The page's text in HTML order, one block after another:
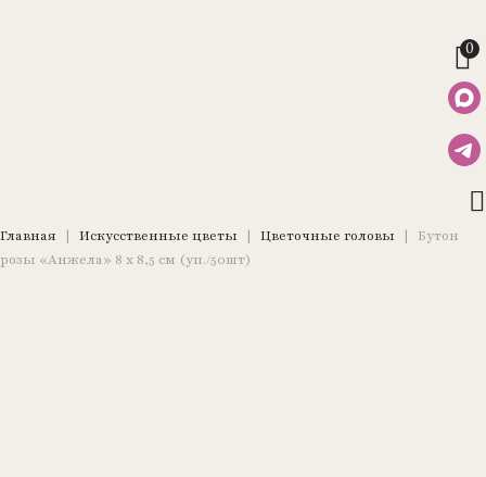
0
Главная | Искусственные цветы | Цветочные головы |
Бутон
розы «Анжела» 8 х 8,5 см (уп./50шт)